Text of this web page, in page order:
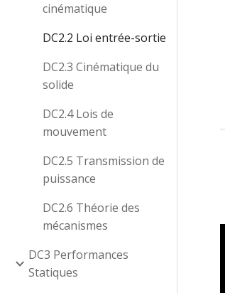
cinématique
DC2.2 Loi entrée-sortie
DC2.3 Cinématique du
solide
DC2.4 Lois de
mouvement
DC2.5 Transmission de
puissance
DC2.6 Théorie des
mécanismes
DC3 Performances
Statiques